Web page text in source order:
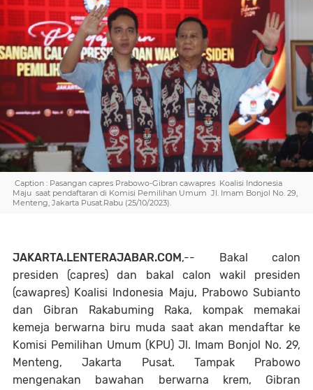
Caption : Pasangan capres Prabowo-Gibran cawapres Koalisi Indonesia
Maju saat pendaftaran di Komisi Pemilihan Umum Jl. Imam Bonjol No. 29,
Menteng, Jakarta Pusat.Rabu (25/10/2023).
JAKARTA.LENTERAJABAR.COM,-- Bakal calon
presiden (capres) dan bakal calon wakil presiden
(cawapres) Koalisi Indonesia Maju, Prabowo Subianto
dan Gibran Rakabuming Raka, kompak memakai
kemeja berwarna biru muda saat akan mendaftar ke
Komisi Pemilihan Umum (KPU) Jl. Imam Bonjol No. 29,
Menteng, Jakarta Pusat. Tampak Prabowo
mengenakan bawahan berwarna krem, Gibran